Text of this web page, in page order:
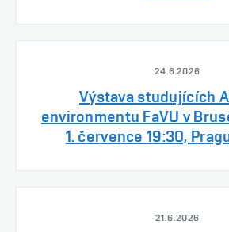
24.6.2026
Výstava studujících
environmentu FaVU v
1. července 19:30,
21.6.2026